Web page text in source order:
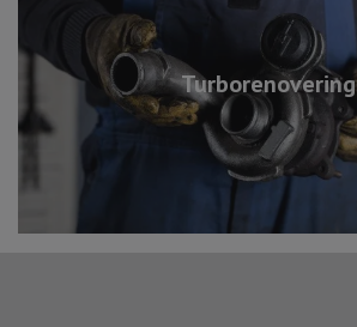
Turborenovering